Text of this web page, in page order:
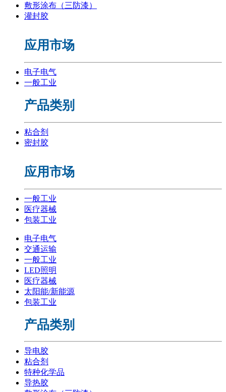
敷形涂布（三防漆）
灌封胶
应用市场
电子电气
一般工业
产品类别
粘合剂
密封胶
应用市场
一般工业
医疗器械
包装工业
电子电气
交通运输
一般工业
LED照明
医疗器械
太阳能/新能源
包装工业
产品类别
导电胶
粘合剂
特种化学品
导热胶